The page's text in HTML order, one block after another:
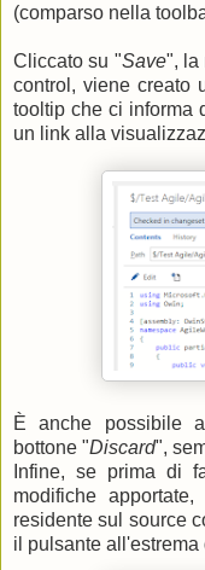
(comparso nella
Cliccato su "Save", la
control, viene creato
tooltip che ci informa
un link alla
È anche possibile
bottone "Discard",
Infine, se prima di
modifiche
residente sul source
il pulsante all'estrema